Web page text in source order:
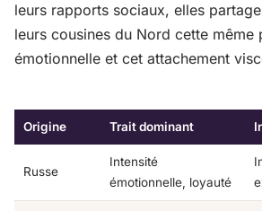
leurs rapports sociaux, elles
leurs cousines du Nord cette même
émotionnelle et cet attachement
Origine Trait dominant
Russe
Intensité
émotionnelle, loyauté